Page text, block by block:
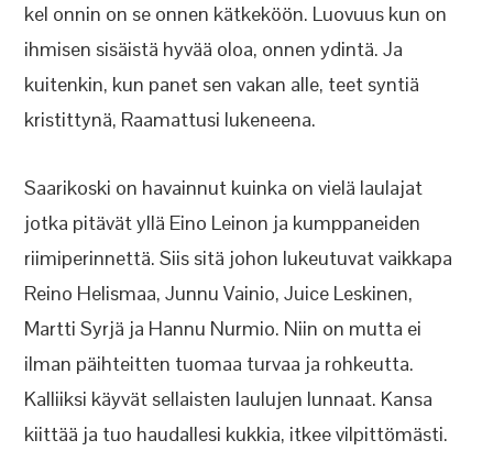
kel onnin on se onnen kätkeköön. Luovuus kun on
ihmisen sisäistä hyvää oloa, onnen ydintä. Ja
kuitenkin, kun panet sen vakan alle, teet syntiä
kristittynä, Raamattusi lukeneena.
Saarikoski on havainnut kuinka on vielä laulajat
jotka pitävät yllä Eino Leinon ja kumppaneiden
riimiperinnettä. Siis sitä johon lukeutuvat vaikkapa
Reino Helismaa, Junnu Vainio, Juice Leskinen,
Martti Syrjä ja Hannu Nurmio. Niin on mutta ei
ilman päihteitten tuomaa turvaa ja rohkeutta.
Kalliiksi käyvät sellaisten laulujen lunnaat. Kansa
kiittää ja tuo haudallesi kukkia, itkee vilpittömästi.